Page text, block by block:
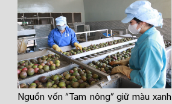
Nguồn vốn “Tam nông” giữ màu xanh